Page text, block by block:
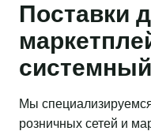
Поставки
Мы
розничных сетей и